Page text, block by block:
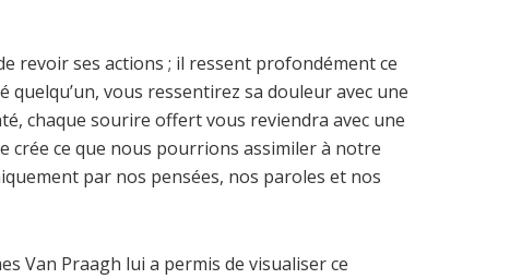
revoir ses actions ; il ressent profondément ce
quelqu’un, vous ressentirez sa douleur avec une
chaque sourire offert vous reviendra avec une
crée ce que nous pourrions assimiler à notre
par nos pensées, nos paroles et nos
Van Praagh lui a permis de visualiser ce